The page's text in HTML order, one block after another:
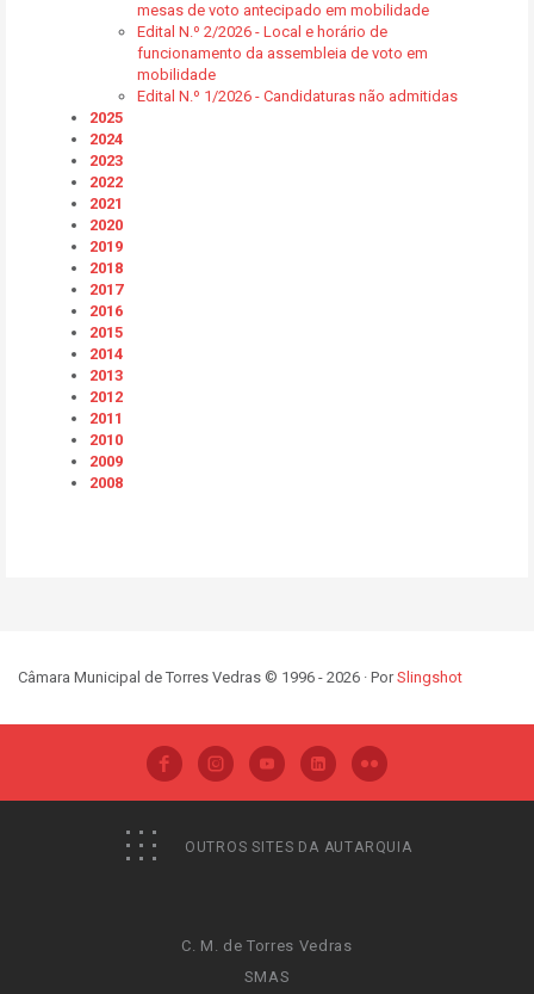
mesas de voto antecipado em mobilidade
Edital N.º 2/2026 - Local e horário de
funcionamento da assembleia de voto em
mobilidade
Edital N.º 1/2026 - Candidaturas não admitidas
2025
2024
2023
2022
2021
2020
2019
2018
2017
2016
2015
2014
2013
2012
2011
2010
2009
2008
Câmara Municipal de Torres Vedras © 1996 - 2026 · PorSlingshot
OUTROS SITES DA AUTARQUIA
C. M. de Torres Vedras
SMAS